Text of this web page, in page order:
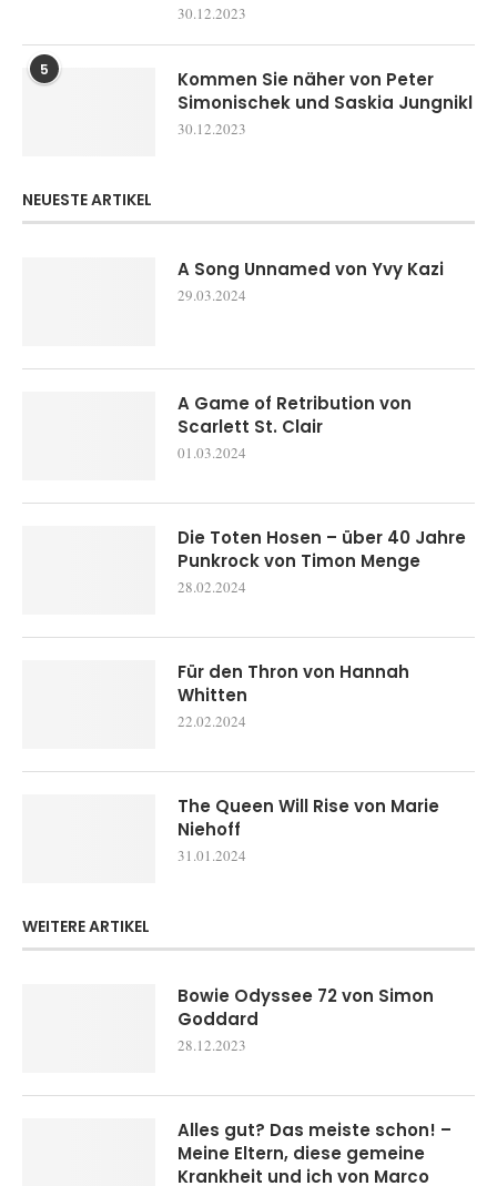
30.12.2023
5
Kommen Sie näher von Peter
Simonischek und Saskia Jungnikl
30.12.2023
NEUESTE ARTIKEL
A Song Unnamed von Yvy Kazi
29.03.2024
A Game of Retribution von
Scarlett St. Clair
01.03.2024
Die Toten Hosen – über 40 Jahre
Punkrock von Timon Menge
28.02.2024
Für den Thron von Hannah
Whitten
22.02.2024
The Queen Will Rise von Marie
Niehoff
31.01.2024
WEITERE ARTIKEL
Bowie Odyssee 72 von Simon
Goddard
28.12.2023
Alles gut? Das meiste schon! –
Meine Eltern, diese gemeine
Krankheit und ich von Marco